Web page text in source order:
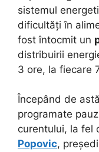
sistemul
dificultăți în
fost întocmit un
distribuirii
3 ore, la fiecare
Începând de
programate
curentului, la fel
Popovic,